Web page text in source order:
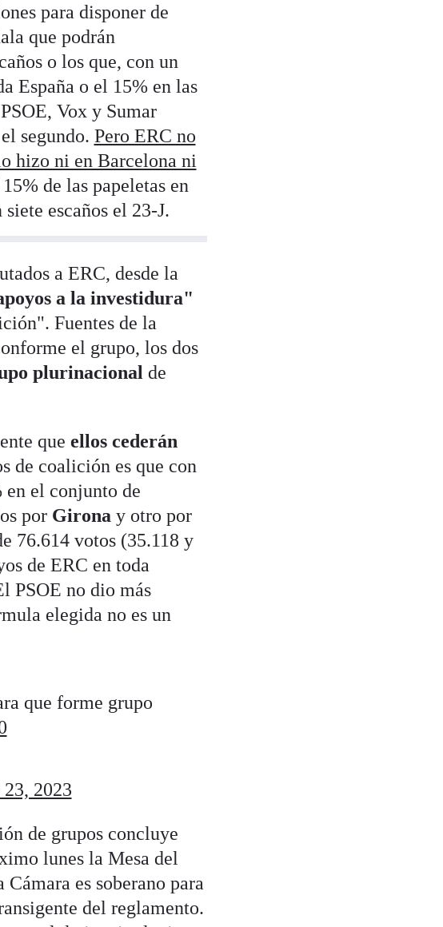
para disponer de
que podrán
o los que, con un
España o el 15% en las
Vox y Sumar
segundo. Pero ERC no
hizo ni en Barcelona ni
de las papeletas en
escaños el 23-J.
a ERC, desde la
a la investidura"
Fuentes de la
el grupo, los dos
plurinacional de
que ellos cederán
de coalición es que con
en el conjunto de
por Girona y otro por
76.614 votos (35.118 y
de ERC en toda
PSOE no dio más
elegida no es un
que forme grupo
2023
de grupos concluye
lunes la Mesa del
es soberano para
del reglamento.